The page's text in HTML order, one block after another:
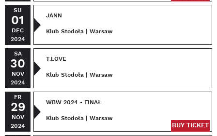
SU
01
DEC
2024
JANN
Klub Stodoła | Warsaw
SA
30
NOV
2024
T.LOVE
Klub Stodoła | Warsaw
FR
29
NOV
2024
WBW 2024 • FINAŁ
Klub Stodoła | Warsaw
BUY TICKET